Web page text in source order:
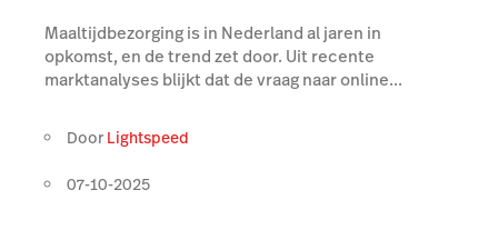
Maaltijdbezorging is in Nederland al jaren in
opkomst, en de trend zet door. Uit recente
marktanalyses blijkt dat de vraag naar online...
Door Lightspeed
07-10-2025